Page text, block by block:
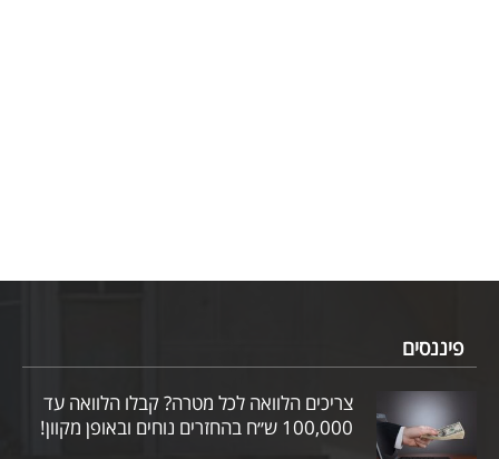
פיננסים
צריכים הלוואה לכל מטרה? קבלו הלוואה עד
100,000 ש״ח בהחזרים נוחים ובאופן מקוון!